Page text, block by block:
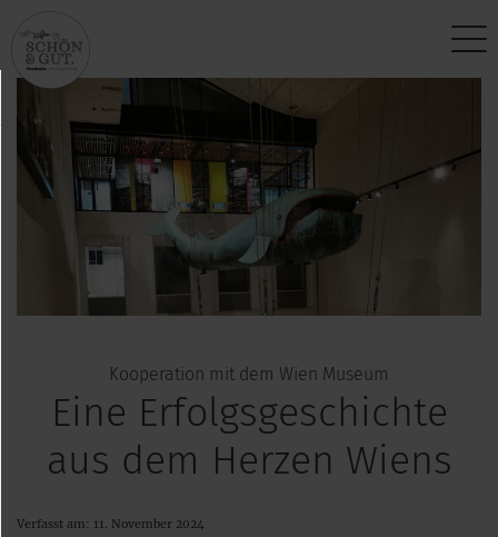
Kooperation mit dem Wien Museum
Eine Erfolgsgeschichte
aus dem Herzen Wiens
Verfasst am: 11. November 2024
Über uns
Vision
Produktphilosophie
Kontakt
Anfragen
Partner werden
Newsletter